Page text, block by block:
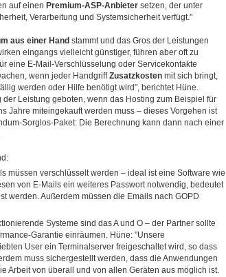
auf einen Premium-ASP-Anbietersetzen, der unter
Verarbeitung und Systemsicherheit verfügt."
aus einer Hand stammt und das Gros der Leistungen
eingangs vielleicht günstiger, führen aber oft zu
eine E-Mail-Verschlüsselung oder Servicekontakte
wenn jeder HandgriffZusatzkosten mit sich bringt,
werden oder Hilfe benötigt wird", berichtet Hüne.
der Leistung geboten, wenn das Hosting zum Beispiel für
Jahre miteingekauft werden muss – dieses Vorgehen ist
Sorglos-Paket: Die Berechnung kann dann nach einer
müssen verschlüsselt werden – ideal ist eine Software wie
von E-Mails ein weiteres Passwort notwendig, bedeutet
werden. Außerdem müssen die Emails nach GOPD
Systeme sind das A und O – der Partner sollte
Garantie einräumen. Hüne: "Unsere
User ein Terminalserver freigeschaltet wird, so dass
muss sichergestellt werden, dass die Anwendungen
Arbeit von überall und von allen Geräten aus möglich ist.